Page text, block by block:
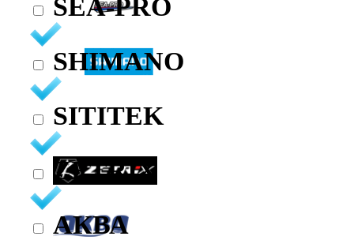
SEA-PRO
SHIMANO
SITITEK
ZETRIX
АКВА